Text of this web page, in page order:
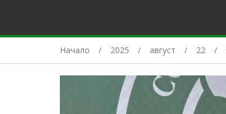
Начало 2025 август 22